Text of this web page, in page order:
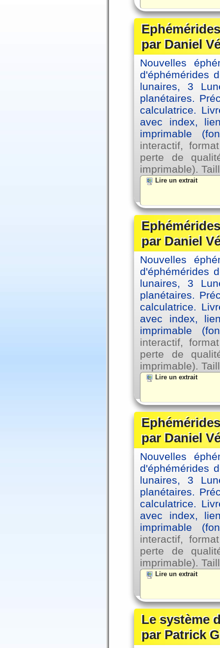
par Daniel
Nouvelles
d'éphémérides
lunaires, 3
planétaires.
calculatrice.
avec index,
imprimable
interactif,
perte de
imprimable).
Lire un extrait
par Daniel
Nouvelles
d'éphémérides
lunaires, 3
planétaires.
calculatrice.
avec index,
imprimable
interactif,
perte de
imprimable).
Lire un extrait
par Daniel
Nouvelles
d'éphémérides
lunaires, 3
planétaires.
calculatrice.
avec index,
imprimable
interactif,
perte de
imprimable).
Lire un extrait
Le système
par Patrick